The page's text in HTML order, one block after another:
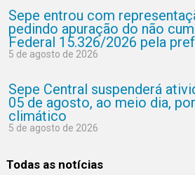
Sepe entrou com
pedindo apuração do não
Federal 15.326/2026 pela
5 de agosto de 2026
Sepe Central suspenderá
05 de agosto, ao meio dia,
climático
5 de agosto de 2026
Todas as notícias